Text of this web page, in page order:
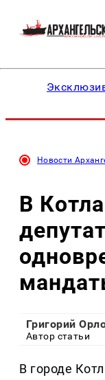
Новости
В
Григорий
Автор статьи
В городе